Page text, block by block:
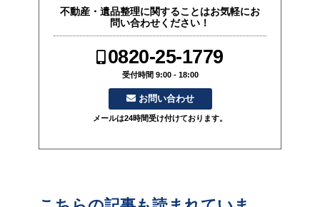
不動産・遺品整理に関することはお気軽にお
問い合わせください！
0820-25-1779
受付時間 9:00 - 18:00
お問い合わせ
メールは24時間受け付けております。